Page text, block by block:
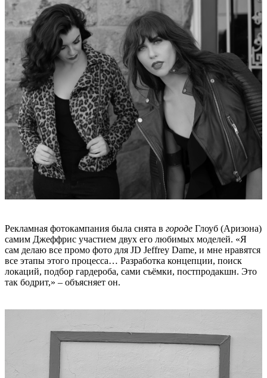
Рекламная фотокампания была снята в городе Глоуб (Аризона)
самим Джеффрис участием двух его любимых моделей. «Я
сам делаю все промо фото для JD Jeffrey Dame, и мне нравятся
все этапы этого процесса… Разработка концепции, поиск
локаций, подбор гардероба, сами съёмки, постпродакшн. Это
так бодрит,» – объясняет он.